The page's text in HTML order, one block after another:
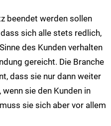
beendet werden sollen
sich alle stets redlich,
des Kunden verhalten
gereicht. Die Branche
dass sie nur dann weiter
sie den Kunden in
sie sich aber vor allem